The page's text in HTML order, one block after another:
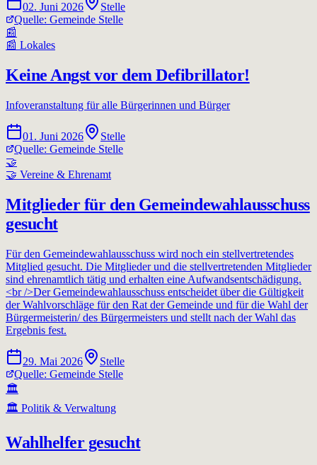
02. Juni 2026
Stelle
Quelle: Gemeinde Stelle
📰
📰 Lokales
Keine Angst vor dem Defibrillator!
Infoveranstaltung für alle Bürgerinnen und Bürger
01. Juni 2026
Stelle
Quelle: Gemeinde Stelle
🤝
🤝 Vereine & Ehrenamt
Mitglieder für den Gemeindewahlausschuss
gesucht
Für den Gemeindewahlausschuss wird noch ein stellvertretendes
Mitglied gesucht. Die Mitglieder und die stellvertretenden Mitglieder
sind ehrenamtlich tätig und erhalten eine Aufwandsentschädigung.
<br />Der Gemeindewahlausschuss entscheidet über die Gültigkeit
der Wahlvorschläge für den Rat der Gemeinde und für die Wahl der
Bürgermeisterin/ des Bürgermeisters und stellt nach der Wahl das
Ergebnis fest.
29. Mai 2026
Stelle
Quelle: Gemeinde Stelle
🏛️
🏛️ Politik & Verwaltung
Wahlhelfer gesucht